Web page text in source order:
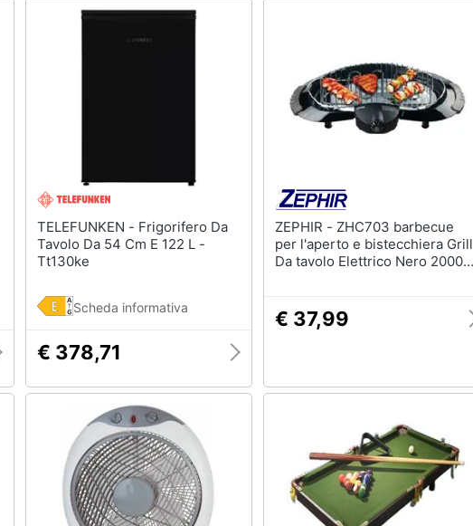
TELEFUNKEN - Frigorifero Da
Tavolo Da 54 Cm E 122 L -
Tt130ke
Scheda informativa
€ 378,71
ZEPHIR - ZHC703 barbecue
per l'aperto e bistecchiera Grill
Da tavolo Elettrico Nero 2000
€ 37,99